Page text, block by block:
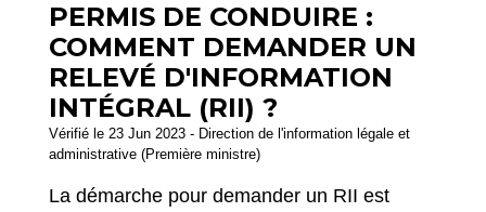
PERMIS DE CONDUIRE :
COMMENT DEMANDER UN
RELEVÉ D'INFORMATION
INTÉGRAL (RII) ?
Vérifié le 23 Jun 2023 - Direction de l'information légale et
administrative (Première ministre)
La démarche pour demander un RII est